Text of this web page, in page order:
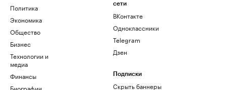
Политика
Экономика
Общество
Бизнес
Технологии и
медиа
Финансы
Биографии
сети
ВКонтакте
Одноклассники
Telegram
Дзен
Подписки
Скрыть баннеры